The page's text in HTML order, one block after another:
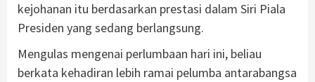
kejohanan itu berdasarkan prestasi dalam Siri Piala
Presiden yang sedang berlangsung.
Mengulas mengenai perlumbaan hari ini, beliau
berkata kehadiran lebih ramai pelumba antarabangsa